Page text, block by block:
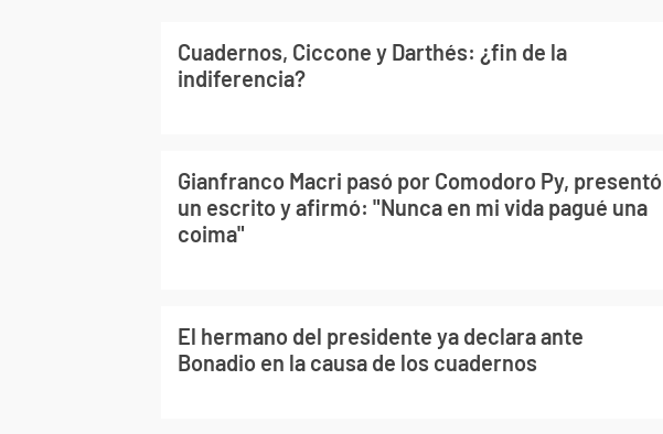
Cuadernos, Ciccone y Darthés: ¿fin de la
indiferencia?
Gianfranco Macri pasó por Comodoro Py, presentó
un escrito y afirmó: "Nunca en mi vida pagué una
coima"
El hermano del presidente ya declara ante
Bonadio en la causa de los cuadernos